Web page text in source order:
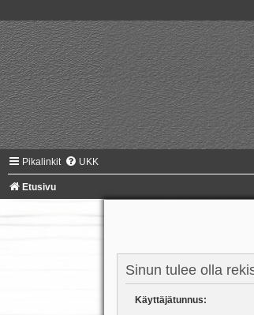
Pikalinkit UKK
Etusivu
Sinun tulee olla
Käyttäjätunnus: